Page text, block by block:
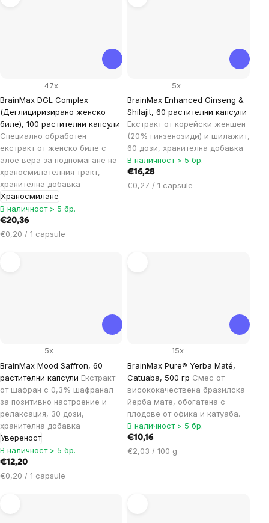
BrainMax DGL Complex
(Деглициризирано женско
биле), 100 растителни капсули
Специално обработен
екстракт от женско биле с
алое вера за подпомагане на
храносмилателния тракт,
хранителна добавка
Храносмилане
47x
В наличност > 5 бр.
€20,36
Цена
€0,20 / 1 capsule
BrainMax Enhanced Ginseng &
Shilajit, 60 растителни капсули
Екстракт от корейски женшен
(20% гинзенозиди) и шилажит,
60 дози, хранителна добавка
5x
В наличност > 5 бр.
€16,28
Цена
€0,27 / 1 capsule
BrainMax Mood Saffron, 60
растителни капсули Екстракт
от шафран с 0,3% шафранал
за позитивно настроение и
релаксация, 30 дози,
хранителна добавка
Увереност
5x
В наличност > 5 бр.
€12,20
Цена
€0,20 / 1 capsule
BrainMax Pure® Yerba Maté,
Catuaba, 500 гр Смес от
висококачествена бразилска
йерба мате, обогатена с
плодове от офика и катуаба.
15x
В наличност > 5 бр.
€10,16
Цена
€2,03 / 100 g